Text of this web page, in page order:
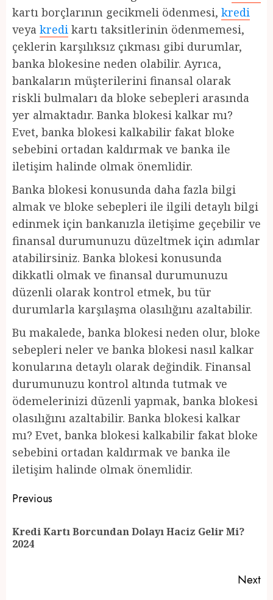
kartı borçlarının gecikmeli ödenmesi, kredi
veya kredi kartı taksitlerinin ödenmemesi,
çeklerin karşılıksız çıkması gibi durumlar,
banka blokesine neden olabilir. Ayrıca,
bankaların müşterilerini finansal olarak
riskli bulmaları da bloke sebepleri arasında
yer almaktadır. Banka blokesi kalkar mı?
Evet, banka blokesi kalkabilir fakat bloke
sebebini ortadan kaldırmak ve banka ile
iletişim halinde olmak önemlidir.
Banka blokesi konusunda daha fazla bilgi
almak ve bloke sebepleri ile ilgili detaylı bilgi
edinmek için bankanızla iletişime geçebilir ve
finansal durumunuzu düzeltmek için adımlar
atabilirsiniz. Banka blokesi konusunda
dikkatli olmak ve finansal durumunuzu
düzenli olarak kontrol etmek, bu tür
durumlarla karşılaşma olasılığını azaltabilir.
Bu makalede, banka blokesi neden olur, bloke
sebepleri neler ve banka blokesi nasıl kalkar
konularına detaylı olarak değindik. Finansal
durumunuzu kontrol altında tutmak ve
ödemelerinizi düzenli yapmak, banka blokesi
olasılığını azaltabilir. Banka blokesi kalkar
mı? Evet, banka blokesi kalkabilir fakat bloke
sebebini ortadan kaldırmak ve banka ile
iletişim halinde olmak önemlidir.
Post
navigation
Previous
Kredi Kartı Borcundan Dolayı Haciz Gelir Mi?
2024
Next